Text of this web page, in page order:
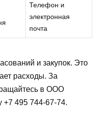
Телефон и
электронная
почта
и закупок. Это
расходы. За
в ООО
495 744-67-74.